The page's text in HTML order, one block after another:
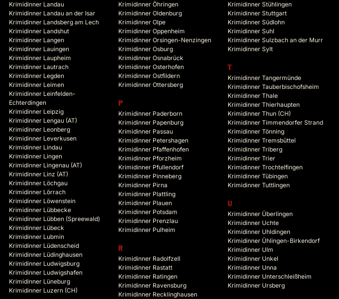
Krimidinner Landau
Krimidinner Landau an der Isar
Krimidinner Landsberg am Lech
Krimidinner Landshut
Krimidinner Langen
Krimidinner Lauingen
Krimidinner Laupheim
Krimidinner Lautrach
Krimidinner Legden
Krimidinner Leimen
Krimidinner Leinfelden-
Echterdingen
Krimidinner Leipzig
Krimidinner Lengau (AT)
Krimidinner Leonberg
Krimidinner Leverkusen
Krimidinner Lindau
Krimidinner Lingen
Krimidinner Lingenau (AT)
Krimidinner Linz (AT)
Krimidinner Löchgau
Krimidinner Lörrach
Krimidinner Löwenstein
Krimidinner Lübbecke
Krimidinner Lübben (Spreewald)
Krimidinner Lübeck
Krimidinner Lubmin
Krimidinner Lüdenscheid
Krimidinner Lüdinghausen
Krimidinner Ludwigsburg
Krimidinner Ludwigshafen
Krimidinner Lüneburg
Krimidinner Luzern (CH)
Krimidinner Öhringen
Krimidinner Oldenburg
Krimidinner Olpe
Krimidinner Oppenheim
Krimidinner Orsingen-Nenzingen
Krimidinner Osburg
Krimidinner Osnabrück
Krimidinner Osterhofen
Krimidinner Ostfildern
Krimidinner Ottersberg
P
Krimidinner Paderborn
Krimidinner Papenburg
Krimidinner Passau
Krimidinner Petershagen
Krimidinner Pfaffenhofen
Krimidinner Pforzheim
Krimidinner Pfullendorf
Krimidinner Pinneberg
Krimidinner Pirna
Krimidinner Plattling
Krimidinner Plauen
Krimidinner Potsdam
Krimidinner Prenzlau
Krimidinner Pulheim
R
Krimidinner Radolfzell
Krimidinner Rastatt
Krimidinner Ratingen
Krimidinner Ravensburg
Krimidinner Recklinghausen
Krimidinner Stühlingen
Krimidinner Stuttgart
Krimidinner Südlohn
Krimidinner Suhl
Krimidinner Sulzbach an der Murr
Krimidinner Sylt
T
Krimidinner Tangermünde
Krimidinner Tauberbischofsheim
Krimidinner Thale
Krimidinner Thierhaupten
Krimidinner Thun (CH)
Krimidinner Timmendorfer Strand
Krimidinner Tönning
Krimidinner Tremsbüttel
Krimidinner Triberg
Krimidinner Trier
Krimidinner Trochtelfingen
Krimidinner Tübingen
Krimidinner Tuttlingen
U
Krimidinner Überlingen
Krimidinner Uchte
Krimidinner Uhldingen
Krimidinner Ühlingen-Birkendorf
Krimidinner Ulm
Krimidinner Unkel
Krimidinner Unna
Krimidinner Unterschleißheim
Krimidinner Ursberg